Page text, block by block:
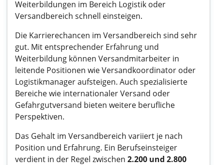
Weiterbildungen im Bereich Logistik oder
Versandbereich schnell einsteigen.
Die Karrierechancen im Versandbereich sind sehr
gut. Mit entsprechender Erfahrung und
Weiterbildung können Versandmitarbeiter in
leitende Positionen wie Versandkoordinator oder
Logistikmanager aufsteigen. Auch spezialisierte
Bereiche wie internationaler Versand oder
Gefahrgutversand bieten weitere berufliche
Perspektiven.
Das Gehalt im Versandbereich variiert je nach
Position und Erfahrung. Ein Berufseinsteiger
verdient in der Regel zwischen 2.200 und 2.800